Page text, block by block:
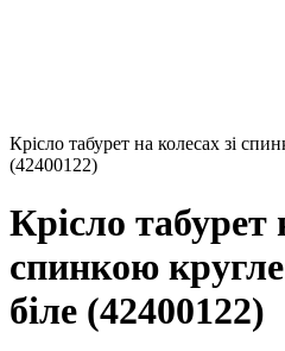
Крісло табурет на колесах зі
(42400122)
Крісло табурет
спинкою
біле (42400122)